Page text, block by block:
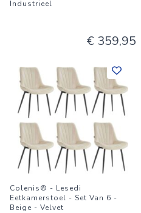
Industrieel
€ 359,95
Colenis® - Lesedi
Eetkamerstoel - Set Van 6 -
Beige - Velvet